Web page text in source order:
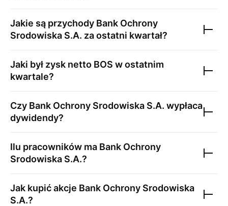
Jakie są przychody Bank Ochrony
Srodowiska S.A. za ostatni kwartał?
Jaki był zysk netto BOS w ostatnim
kwartale?
Czy Bank Ochrony Srodowiska S.A. wypłaca
dywidendy?
Ilu pracowników ma Bank Ochrony
Srodowiska S.A.?
Jak kupić akcje Bank Ochrony Srodowiska
S.A.?